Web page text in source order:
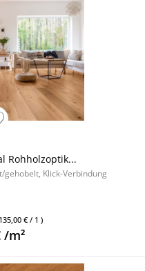
Rohholzoptik...
Klick-Verbindung
€ / 1 )
/m²